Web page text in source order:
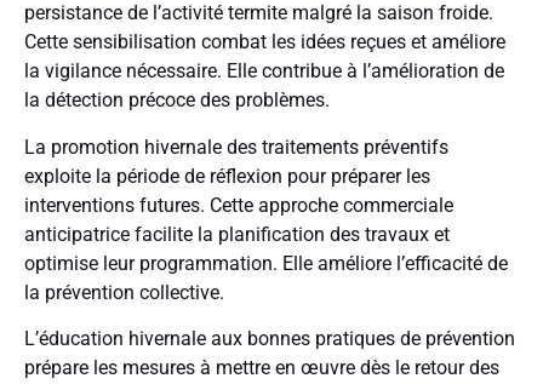
persistance de l’activité termite malgré la saison froide.
Cette sensibilisation combat les idées reçues et améliore
la vigilance nécessaire. Elle contribue à l’amélioration de
la détection précoce des problèmes.
La promotion hivernale des traitements préventifs
exploite la période de réflexion pour préparer les
interventions futures. Cette approche commerciale
anticipatrice facilite la planification des travaux et
optimise leur programmation. Elle améliore l’efficacité de
la prévention collective.
L’éducation hivernale aux bonnes pratiques de prévention
prépare les mesures à mettre en œuvre dès le retour des